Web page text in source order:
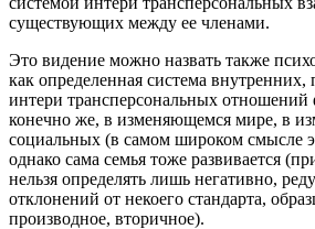
существующих между ее членами.
Это видение можно назвать также
как определенная система внутренних,
интери трансперсональных отношений
конечно же, в изменяющемся мире, в
социальных (в самом широком смысле
однако сама семья тоже развивается
нельзя определять лишь негативно,
отклонений от некоего стандарта,
производное, вторичное).